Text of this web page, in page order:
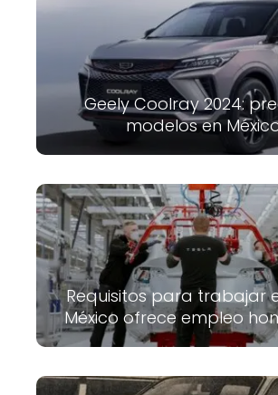
Geely Coolray 2024:
modelos en
Requisitos para trabajar
México ofrece empleo